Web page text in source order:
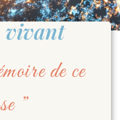
vivant
de ce
”